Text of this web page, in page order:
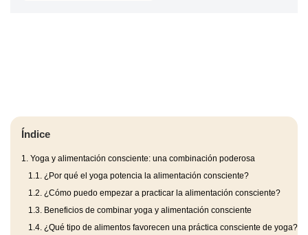
Índice
1. Yoga y alimentación consciente: una combinación poderosa
1.1. ¿Por qué el yoga potencia la alimentación consciente?
1.2. ¿Cómo puedo empezar a practicar la alimentación consciente?
1.3. Beneficios de combinar yoga y alimentación consciente
1.4. ¿Qué tipo de alimentos favorecen una práctica consciente de yoga?